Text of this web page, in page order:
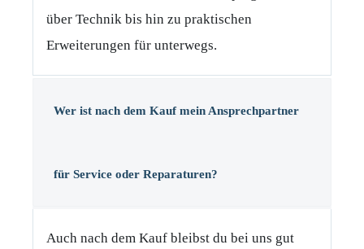
über Technik bis hin zu praktischen
Erweiterungen für unterwegs.
Wer ist nach dem Kauf mein Ansprechpartner
für Service oder Reparaturen?
Auch nach dem Kauf bleibst du bei uns gut